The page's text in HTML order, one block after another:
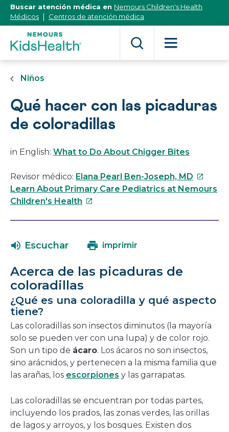
[Skip
Content]
Buscar atención médica en Nemours Children's Health
Médicos
Centros de atención médica
Niños
Qué hacer con las picaduras
de coloradillas
in English: What to Do About Chigger Bites
Revisor médico: Elana Pearl Ben-Joseph, MD Este
enlace
Learn About Primary Care Pediatrics at Nemours
Children's Health Este
en
nueva
ventana
Escuchar imprimir
Acerca de las picaduras de
coloradillas
¿Qué es una coloradilla y qué aspecto
tiene?
Las coloradillas son insectos diminutos (la mayoría
solo se pueden ver con una lupa) y de color rojo.
Son un tipo de ácaro. Los ácaros no son insectos,
sino arácnidos, y pertenecen a la misma familia que
las arañas, los escorpiones y las garrapatas.
Las coloradillas se encuentran por todas partes,
incluyendo los prados, las zonas verdes, las orillas
de lagos y arroyos, y los bosques. Existen dos